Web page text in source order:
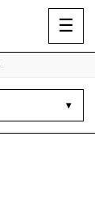
☰
▾